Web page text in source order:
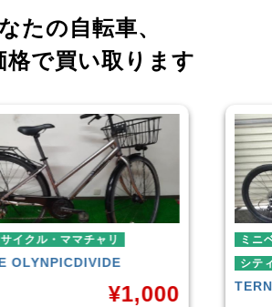
たの自転車、
格で買い取ります
イクル・ママチャリ
SURGE 2021年モデル
ミニ
シテ